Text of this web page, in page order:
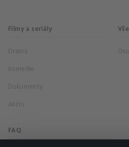
Filmy a seriály
Drama
Komedie
Dokumenty
Akční
FAQ